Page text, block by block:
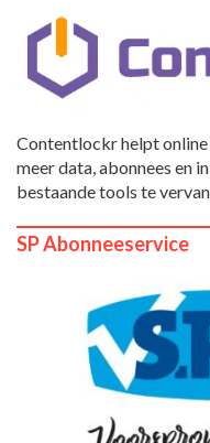
Contentlockr helpt
meer data, abonnees en
bestaande tools te
SP Abonneeservice